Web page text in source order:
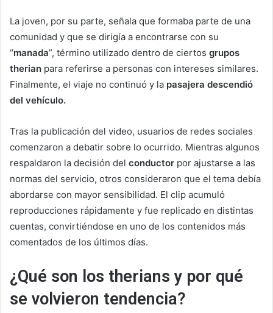
La joven, por su parte, señala que formaba parte de una
comunidad y que se dirigía a encontrarse con su
“manada”, término utilizado dentro de ciertos grupos
therian para referirse a personas con intereses similares.
Finalmente, el viaje no continuó y la pasajera descendió
del vehículo.
Tras la publicación del video, usuarios de redes sociales
comenzaron a debatir sobre lo ocurrido. Mientras algunos
respaldaron la decisión del conductor por ajustarse a las
normas del servicio, otros consideraron que el tema debía
abordarse con mayor sensibilidad. El clip acumuló
reproducciones rápidamente y fue replicado en distintas
cuentas, convirtiéndose en uno de los contenidos más
comentados de los últimos días.
¿Qué son los therians y por qué
se volvieron tendencia?